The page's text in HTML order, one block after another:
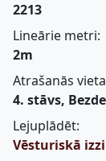
2213
Lineārie metri:
2m
Atrašanās
4. stāvs,
Lejuplādēt:
Vēsturiskā